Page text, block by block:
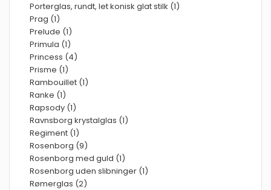
Porterglas, rundt, let konisk glat stilk (1)
Prag (1)
Prelude (1)
Primula (1)
Princess (4)
Prisme (1)
Rambouillet (1)
Ranke (1)
Rapsody (1)
Ravnsborg krystalglas (1)
Regiment (1)
Rosenborg (9)
Rosenborg med guld (1)
Rosenborg uden slibninger (1)
Rømerglas (2)